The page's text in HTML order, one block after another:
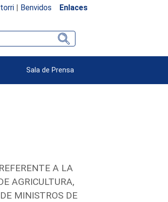
| Benvidos Enlaces
Sala de Prensa
A LA
AGRICULTURA,
MINISTROS DE